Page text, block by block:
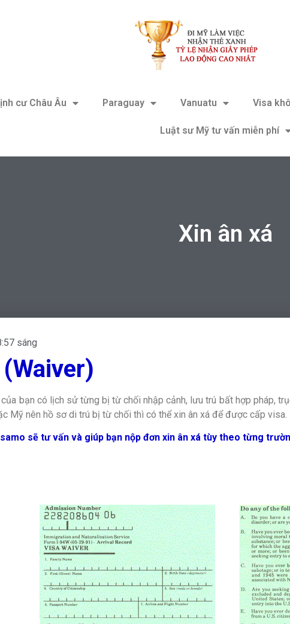
cư Châu Âu Paraguay Vanuatu Visa
Luật sư Mỹ tư vấn miễn phí
Xin ân xá
sáng
bạn có lịch sử từng bị từ chối nhập cảnh, lưu trú bất hợp pháp,
Mỹ nên hồ sơ di trú bị từ chối thì có thể xin ân xá để được cấp visa.
sẽ tư vấn và giúp bạn nộp đơn xin ân xá tùy theo từng